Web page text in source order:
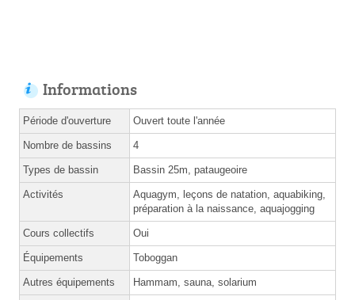
Informations
Période d'ouverture Ouvert toute l'année
Nombre de bassins 4
Types de bassin Bassin 25m, pataugeoire
Activités
Aquagym, leçons de natation, aquabiking,
préparation à la naissance, aquajogging
Cours collectifs Oui
Équipements Toboggan
Autres équipements Hammam, sauna, solarium